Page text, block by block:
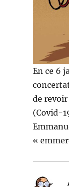
En ce 6
de
(Covid-
«